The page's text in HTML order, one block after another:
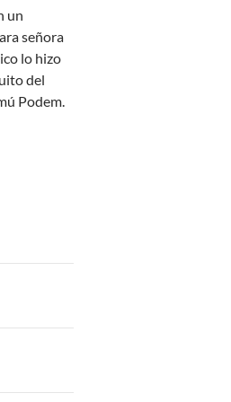
un
señora
lo hizo
del
Podem.